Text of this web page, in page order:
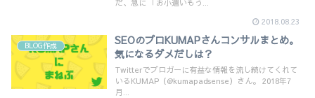
だ、急に 「お小遣いもう...
2018.08.23
BLOG作成
SEOのプロKUMAPさんコンサルまとめ。
気になるダメだしは？
Twitterでブロガーに有益な情報を流し続けてくれて
いるKUMAP（@kumapadsense）さん。 2018年7
月...